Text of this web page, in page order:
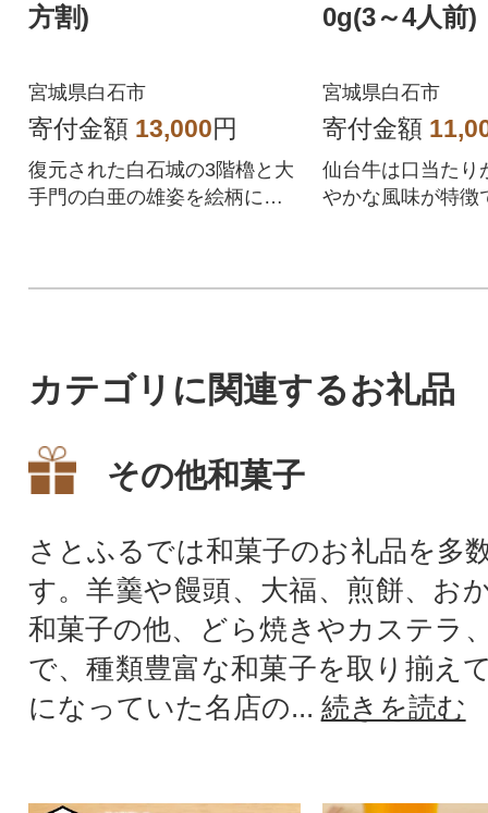
方割)
宮城県白石市
寄付金額 13,000円
復元された白石城の3階櫓と大
手門の白亜の雄姿を絵柄にし
0g(3～4人前)
宮城県白石市
寄付金額
仙台牛は口当たり
やかな風味が特徴
カテゴリに関連するお礼品
その他和菓子
さとふるでは和菓子のお礼品を多
す。羊羹や饅頭、大福、煎餅、お
和菓子の他、どら焼きやカステラ
で、種類豊富な和菓子を取り揃え
になっていた名店の... 続きを読む